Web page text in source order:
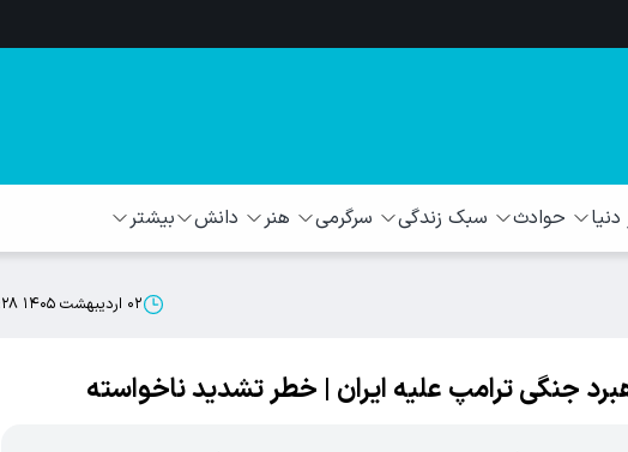
حوادث سبک زندگی سرگرمی هنر دانش بیشتر
۰۲ اردیبهشت ۱۴۰۵ ۱۷:۲۸
جنگی ترامپ علیه ایران | خطر تشدید ناخواسته